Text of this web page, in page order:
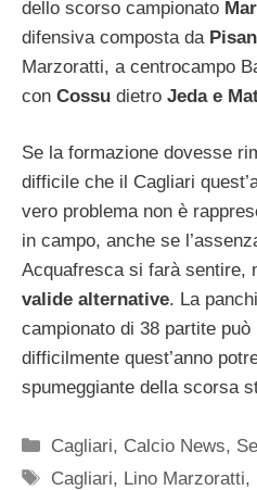
dello scorso campionato
difensiva composta da
Marzoratti, a centrocampo
con Cossu dietro Jeda e
Se la formazione dovesse
difficile che il Cagliari
vero problema non è
in campo, anche se
Acquafresca si farà sentire,
valide alternative. La
campionato di 38 partite
difficilmente quest’anno
spumeggiante della scorsa
Categorie
Cagliari, Calcio News,
Tag
Cagliari, Lino Marzoratti,